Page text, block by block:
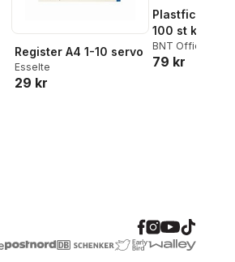
Register A4 1-10 servo
Esselte
29 kr
Plastficka A4
100 st
BNT Office
79 kr